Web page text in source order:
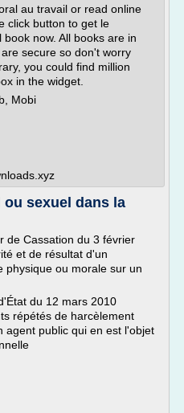
au travail or read online
click button to get le
now. All books are in
secure so don't worry
you could find million
in the widget.
Mobi
ou sexuel dans la
de Cassation du 3 février
et de résultat d'un
physique ou morale sur un
du 12 mars 2010
répétés de harcèlement
agent public qui en est l'objet